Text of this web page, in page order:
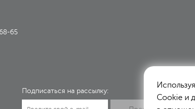
65
Подписаться на рассылку:
Сookie и